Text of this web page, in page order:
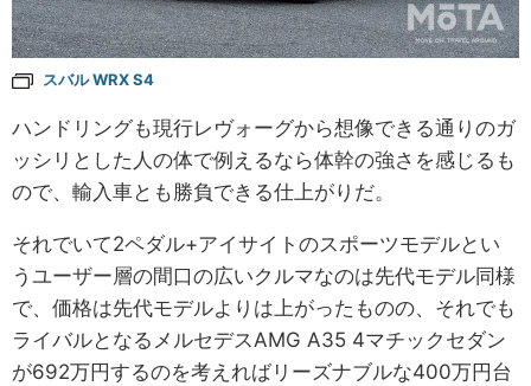
スバル WRX S4
ハンドリングも現行レヴォーグから想像できる通りのガ
ッシリとした人の体で例えるなら体幹の強さを感じるも
ので、輸入車とも勝負できる仕上がりだ。
それでいて2ペダル+アイサイトのスポーツモデルとい
うユーザー層の間口の広いクルマなのは先代モデル同様
で、価格は先代モデルよりは上がったものの、それでも
ライバルとなるメルセデスAMG A35 4マチックセダン
が692万円するのを考えればリーズナブルな400万円台